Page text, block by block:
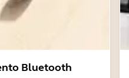
Bluetooth